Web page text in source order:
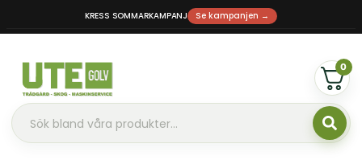
KRESS SOMMARKAMPANJ Se kampanjen →
0